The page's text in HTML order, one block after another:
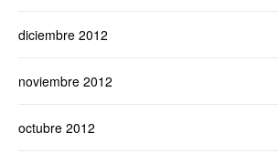
diciembre 2012
noviembre 2012
octubre 2012